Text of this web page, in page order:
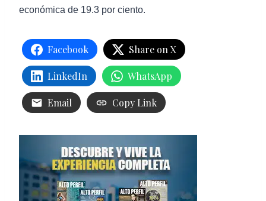
económica de 19.3 por ciento.
Facebook Share on X
LinkedIn WhatsApp
Email Copy Link